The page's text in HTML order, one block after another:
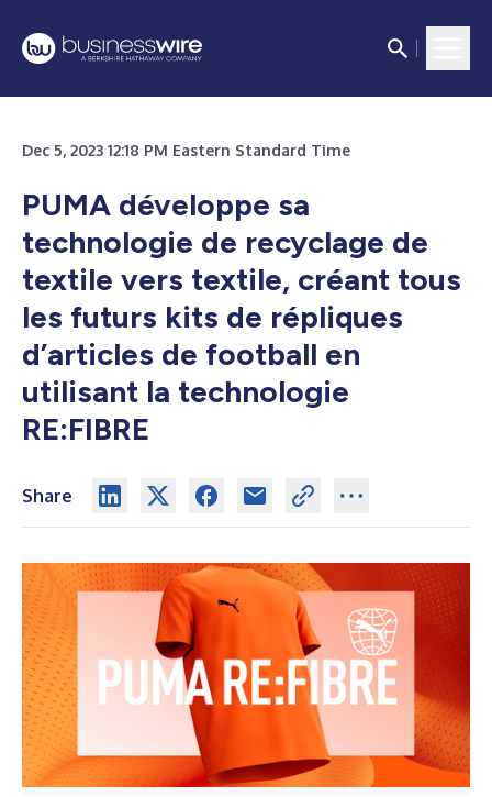
Dec 5, 2023 12:18 PM Eastern Standard Time
PUMA développe sa
technologie de recyclage de
textile vers textile, créant tous
les futurs kits de répliques
d’articles de football en
utilisant la technologie
RE:FIBRE
Share